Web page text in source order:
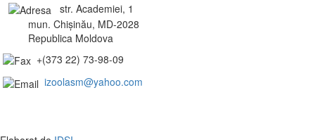
str. Academiei, 1
mun. Chișinău, MD-2028
Republica Moldova
+(373 22) 73-98-09
izoolasm@yahoo.com